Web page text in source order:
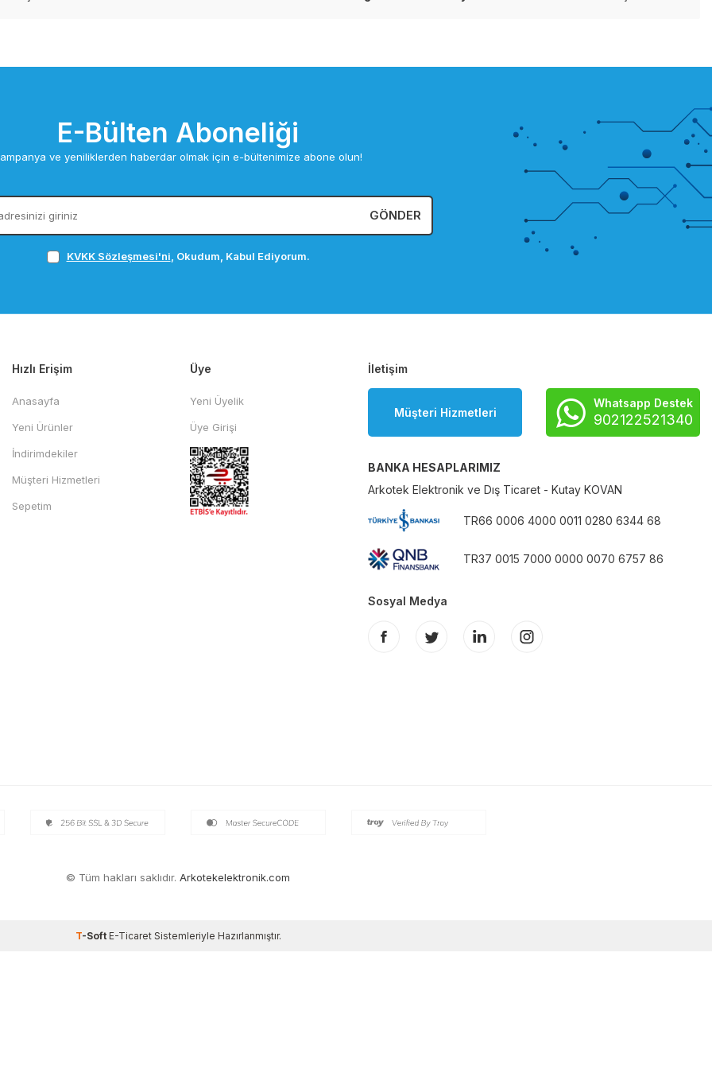
E-Bülten Aboneliği
ve yeniliklerden haberdar olmak için e-bültenimize abone olun!
GÖNDER
KVKK Sözleşmesi'ni , Okudum, Kabul Ediyorum.
Hızlı Erişim
Anasayfa
Yeni Ürünler
İndirimdekiler
Müşteri Hizmetleri
Sepetim
Üye
Yeni Üyelik
Üye Girişi
İletişim
Müşteri Hizmetleri
Whatsapp Destek
902122521340
BANKA HESAPLARIMIZ
Arkotek Elektronik ve Dış Ticaret - Kutay KOVAN
TR66 0006 4000 0011 0280 6344 68
TR37 0015 7000 0000 0070 6757 86
Sosyal Medya
© Tüm hakları saklıdır. Arkotekelektronik.com
T-Soft E-TicaretSistemleriyle Hazırlanmıştır.